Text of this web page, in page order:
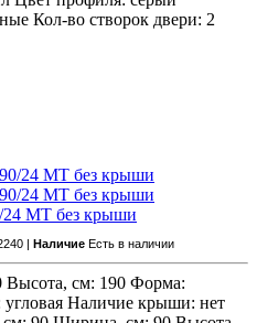
Кол-во створок двери: 2
24 MT без крыши
| Наличие Есть в наличии
см: 190 Форма:
угловая Наличие крыши: нет